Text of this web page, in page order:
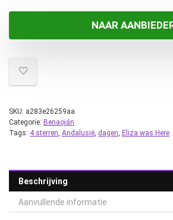
NAAR
SKU: a283e26259aa
Categorie: Benaoján
Tags: 4 sterren, Andalusië, dagen, Eliza was Here
Beschrijving
Aanvullende informatie